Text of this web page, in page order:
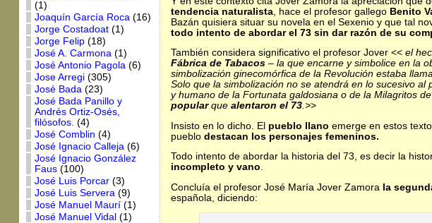
(1)
Joaquín García Roca(16)
Jorge Costadoat(1)
Jorge Felip(18)
José A. Carmona(1)
José Antonio Pagola(6)
Jose Arregi(305)
José Bada(23)
José Bada Panillo y
Andrés Ortiz-Osés,
filósofos. (4)
José Comblin (4)
José Ignacio Calleja(6)
José Ignacio González
Faus(100)
José Luis Porcar(3)
José Luis Servera(9)
José Manuel Maurí(1)
José Manuel Vidal (1)
tendencia naturalista, hace el profesor gallego Benito
Bazán quisiera situar su novela en el Sexenio y que tal
todo intento de abordar el 73 sin dar razón de su
También considera significativo el profesor Jover << el
Fábrica de Tabacos– la que encarne y simbolice en la
simbolización ginecomórfica de la Revolución estaba
Solo que la simbolización no se atendrá en lo sucesivo
y humano de la Fortunata galdosiana o de la Milagritos
popularque alentaron el 73.>>
Insisto en lo dicho. El pueblo llano emerge en estos
pueblo destacan los personajes femeninos.
Todo intento de abordar la historia del 73, es decir la
incompleto y vano.
Concluía el profesor José María Jover Zamora la
española, diciendo: